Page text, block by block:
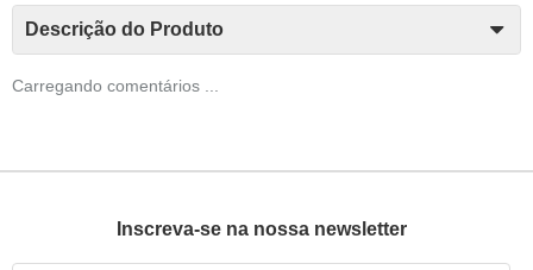
Descrição do Produto
Carregando comentários ...
Inscreva-se na nossa newsletter